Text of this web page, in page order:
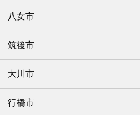
八女市
筑後市
大川市
行橋市